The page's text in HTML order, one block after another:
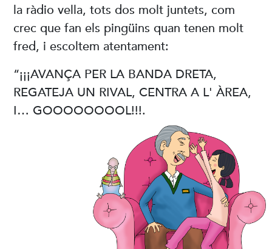
la ràdio vella, tots dos molt juntets, com
crec que fan els pingüins quan tenen molt
fred, i escoltem atentament:
“¡¡¡AVANÇA PER LA BANDA DRETA,
REGATEJA UN RIVAL, CENTRA A L' ÀREA,
I… GOOOOOOOOL!!!.